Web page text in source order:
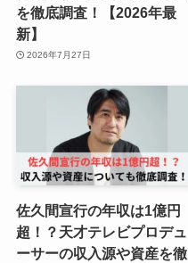
を徹底調査！【2026年最
新】
2026年7月27日
佐久間宣行の年収は1億円
超！？天才テレビプロデュ
ーサーの収入源や資産を徹